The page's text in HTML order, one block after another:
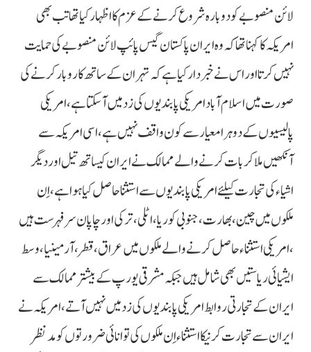
لائن منصوبے کو دوبارہ شروع کرنے کے عزم کا اظہار کیا تھا تب بھی
امریکہ کا کہنا تھا کہ وہ ایران پاکستان گیس پائپ لائن منصوبے کی حمایت
نہیں کرتا اور اس نے خبر دار کیا ہے کہ تہران کے ساتھ کاروبار کرنے کی
صورت میں اسلام آباد امریکی پابندیوں کی زد میں آ سکتا ہے،امریکی
پالیسیوں کے دوہرا معیار سے کون واقف نہیں ہے، اسی امریکہ سے
آنکھیں ملاکر بات کرنے والے ممالک نے ایران کیساتھ تیل اور دیگر
اشیاء کی تجارت کیلئے امریکی پابندیوں سے استثنا حاصل کیا ہوا ہے، اِن
ملکوں میں چین، بھارت، جنوبی کوریا، اٹلی ، ترکی اور چاپان سرفہرست ہیں
، امریکی استثناء حاصل کرنے والے ملکوں میں عراق ، قطر، آرمینیا، وسط
ایشیائی ریاستیں بھی شامل ہیں جبکہ مشرقی یورپ کے بیشتر ممالک سے
ایران کے تجارتی روابط امریکی پابندیوں کی زد میں نہیں آتے،امریکہ نے
ایران سے تجارت کرنیکا استثناء اِن ملکوں کی توانائی ضرورتوں کو مد نظر